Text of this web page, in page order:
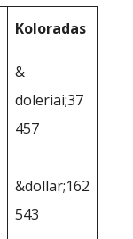
Koloradas
&
doleriai;37
457
&dollar;162
543